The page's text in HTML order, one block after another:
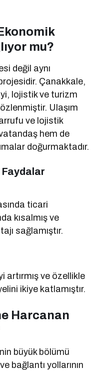
mu?
değil aynı
Çanakkale,
lojistik ve turizm
Ulaşım
ve lojistik
hem de
doğurmaktadır.
Faydalar
ticari
kısalmış ve
sağlamıştır.
artırmış ve özellikle
ikiye katlamıştır.
Harcanan
büyük bölümü
bağlantı yollarının